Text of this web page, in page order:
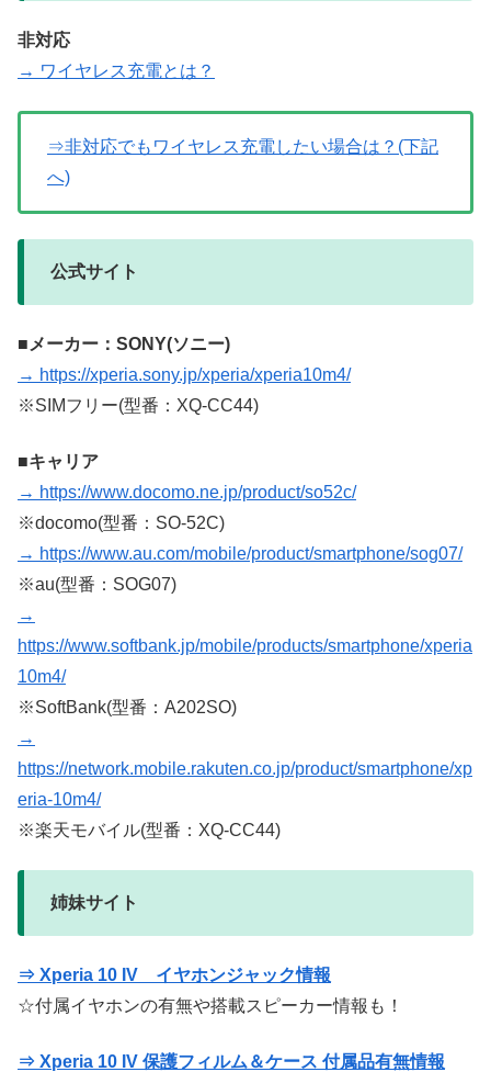
非対応
→ ワイヤレス充電とは？
⇒非対応でもワイヤレス充電したい場合は？(下記
へ)
公式サイト
■メーカー：SONY(ソニー)
→ https://xperia.sony.jp/xperia/xperia10m4/
※SIMフリー(型番：XQ-CC44)
■キャリア
→ https://www.docomo.ne.jp/product/so52c/
※docomo(型番：SO-52C)
→ https://www.au.com/mobile/product/smartphone/sog07/
※au(型番：SOG07)
→
https://www.softbank.jp/mobile/products/smartphone/xperia
10m4/
※SoftBank(型番：A202SO)
→
https://network.mobile.rakuten.co.jp/product/smartphone/xp
eria-10m4/
※楽天モバイル(型番：XQ-CC44)
姉妹サイト
⇒ Xperia 10 IV イヤホンジャック情報
☆付属イヤホンの有無や搭載スピーカー情報も！
⇒ Xperia 10 IV 保護フィルム＆ケース 付属品有無情報